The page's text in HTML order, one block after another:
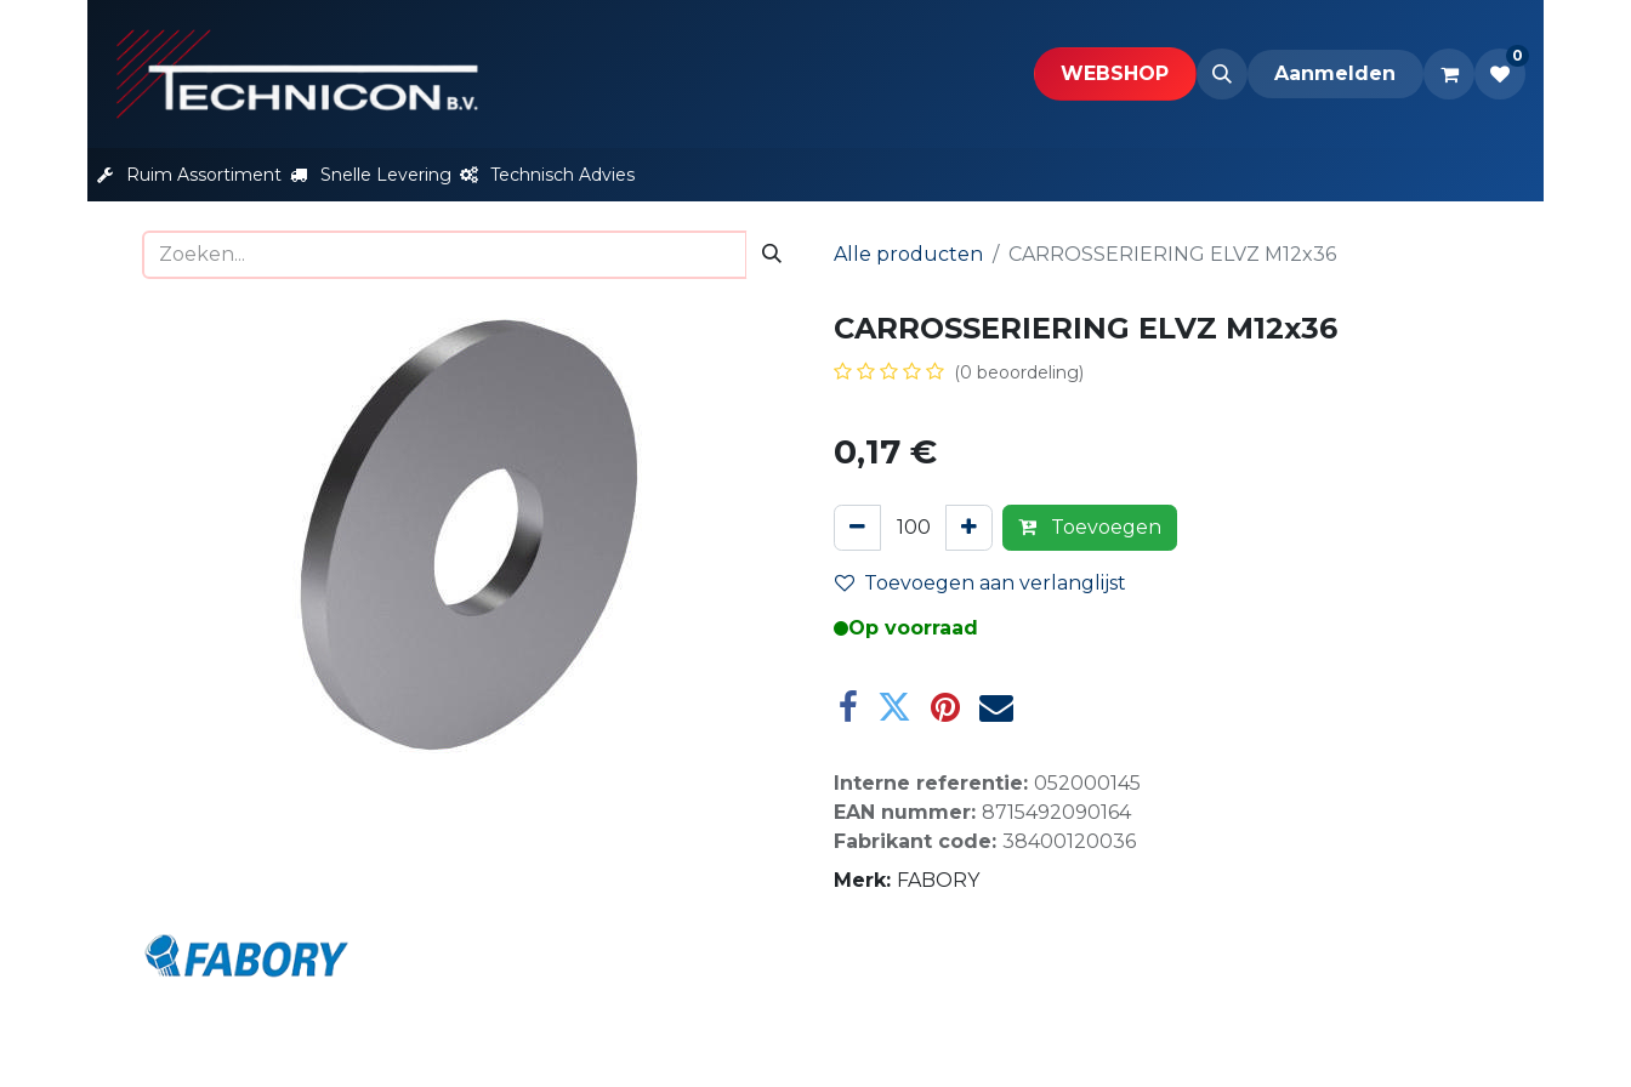
Contact Downloads
WEBS​H​​OP​​ Aanmelden
0
Ruim Assortiment Snelle Levering Technisch Advies
Alle producten CARROSSERIERING ELVZ M12x36
CARROSSERIERING ELVZ M12x36
(0 beoordeling)
0,17 €
Toevoegen
Toevoegen aan verlanglijst
Op voorraad
Interne referentie: 052000145
EAN nummer: 8715492090164
Fabrikant code: 38400120036
Merk: FABORY